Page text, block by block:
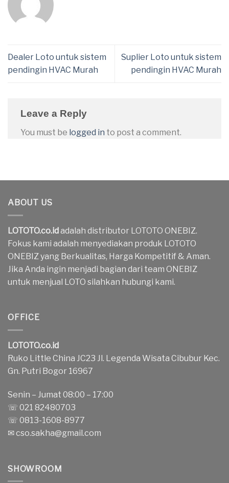
Dealer Loto untuk sistem
pendingin HVAC Murah
Suplier Loto untuk sistem
pendingin HVAC Murah
Leave a Reply
You must be logged in to post a comment.
ABOUT US
LOTOTO.co.idadalah distributor LOTOTO ONEBIZ.
Fokus kami adalah menyediakan produk LOTOTO
ONEBIZ yang Berkualitas, Harga Kompetitif & Aman.
Jika Anda ingin menjadi bagian dari team ONEBIZ
untuk menjual LOTO silahkan hubungi kami.
OFFICE
LOTOTO.co.id
Ruko Little China JC23 Jl. Legenda Wisata Cibubur Kec.
Gn. Putri Bogor 16967
Senin – Jumat 08:00 – 17:00
☏ 021 82480703
☏ 0813-1608-8977
✉cso.sakha@gmail.com
SHOWROOM